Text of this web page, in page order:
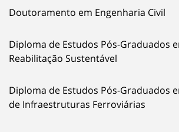
Doutoramento em Engenharia Civil
Diploma de Estudos Pós-Graduados
Reabilitação Sustentável
Diploma de Estudos Pós-Graduados
de Infraestruturas Ferroviárias